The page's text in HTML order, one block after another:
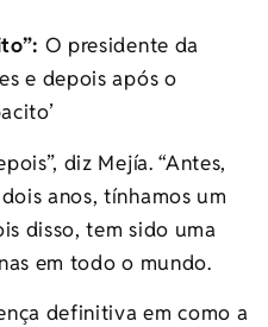
O presidente da
e depois após o
diz Mejía. “Antes,
anos, tínhamos um
disso, tem sido uma
em todo o mundo.
definitiva em como a